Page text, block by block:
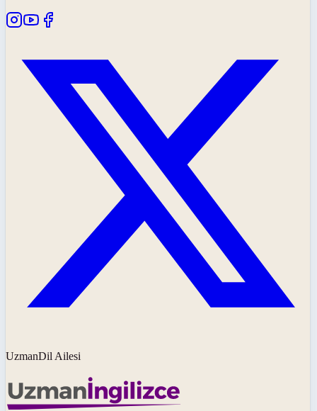
UzmanDil Ailesi